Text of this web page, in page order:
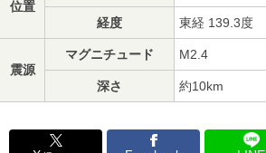
位置
経度 東経 139.3度
震源
マグニチュード M2.4
深さ 約10km